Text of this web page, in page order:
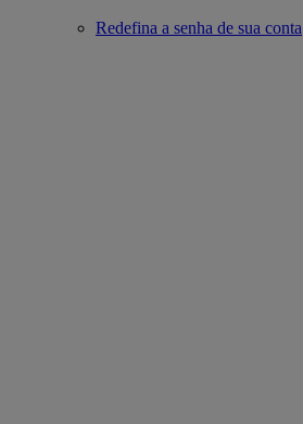
Redefina a senha de sua conta